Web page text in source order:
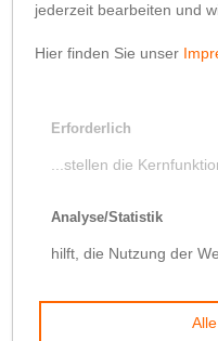
Update
Lehrjahr